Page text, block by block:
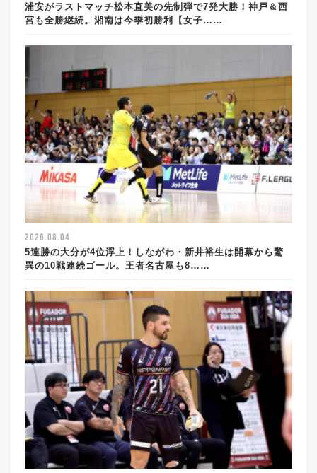
浦安がラストマッチ松本直美の先制弾で7発大勝！神戸＆西
宮も全勝継続。湘南は今季初勝利【女子……
2026.08.04
5連勝の大分が4位浮上！しながわ・新井裕生は開幕から驚
異の10戦連続ゴール。王者名古屋も8……